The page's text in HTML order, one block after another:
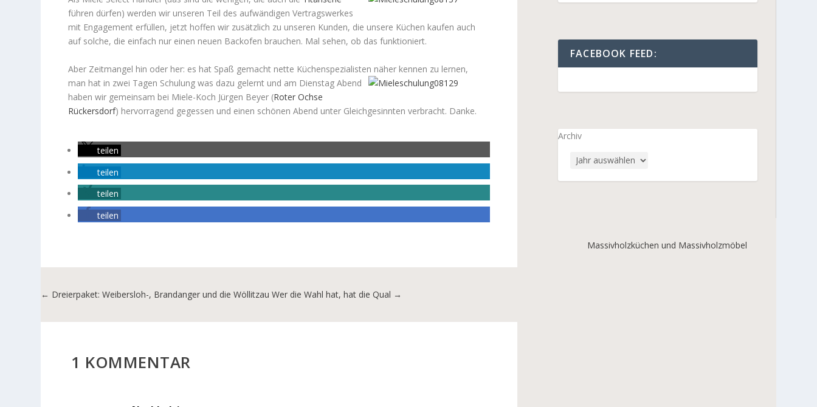
führen dürfen) werden wir unseren Teil des aufwändigen Vertragswerkes
mit Engagement erfüllen, jetzt hoffen wir zusätzlich zu unseren Kunden, die unsere Küchen kaufen auch
auf solche, die einfach nur einen neuen Backofen brauchen. Mal sehen, ob das funktioniert.
Aber Zeitmangel hin oder her: es hat Spaß gemacht nette Küchenspezialisten näher kennen zu lernen,
man hat in zwei Tagen Schulung was dazu gelernt und am Dienstag Abend
haben wir gemeinsam bei Miele-Koch Jürgen Beyer (Roter Ochse
Rückersdorf) hervorragend gegessen und einen schönen Abend unter Gleichgesinnten verbracht. Danke.
teilen
teilen
teilen
teilen
← Dreierpaket: Weibersloh-, Brandanger und die Wöllitzau Wer die Wahl hat, hat die Qual →
1 KOMMENTAR
FACEBOOK FEED:
Archiv
Massivholzküchen und Massivholzmöbel